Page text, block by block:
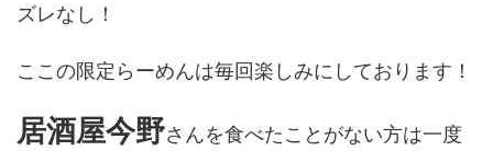
ズレなし！
ここの限定らーめんは毎回楽しみにしております！
居酒屋今野さんを食べたことがない方は一度